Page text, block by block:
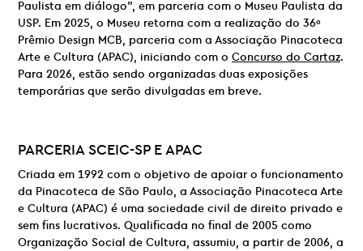
Paulista em diálogo”, em parceria com o Museu Paulista da
USP. Em 2025, o Museu retorna com a realização do 36º
Prêmio Design MCB, parceria com a Associação Pinacoteca
Arte e Cultura (APAC), iniciando com o Concurso do Cartaz.
Para 2026, estão sendo organizadas duas exposições
temporárias que serão divulgadas em breve.
PARCERIASCEIC-SP EAPAC
Criada em 1992 com o objetivo de apoiar o funcionamento
da Pinacoteca de São Paulo, a Associação Pinacoteca Arte
e Cultura (APAC) é uma sociedade civil de direito privado e
sem fins lucrativos. Qualificada no final de 2005 como
Organização Social de Cultura, assumiu, a partir de 2006, a